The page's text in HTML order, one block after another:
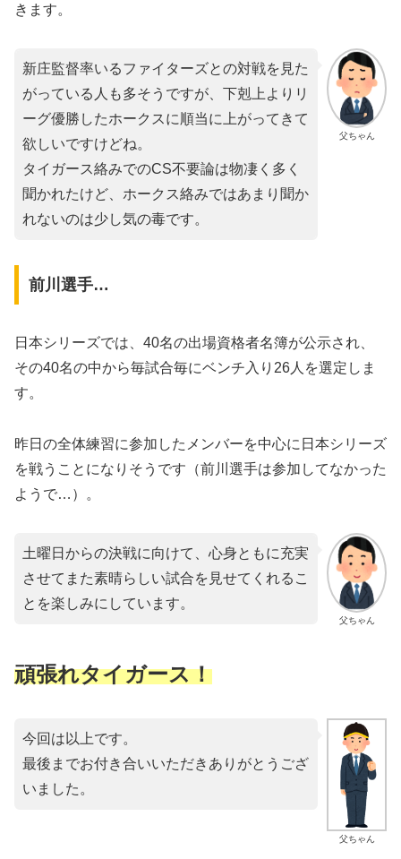
きます。
父ちゃん
新庄監督率いるファイターズとの対戦を見た
がっている人も多そうですが、下剋上よりリ
ーグ優勝したホークスに順当に上がってきて
欲しいですけどね。
タイガース絡みでのCS不要論は物凄く多く
聞かれたけど、ホークス絡みではあまり聞か
れないのは少し気の毒です。
前川選手…
日本シリーズでは、40名の出場資格者名簿が公示され、
その40名の中から毎試合毎にベンチ入り26人を選定しま
す。
昨日の全体練習に参加したメンバーを中心に日本シリーズ
を戦うことになりそうです（前川選手は参加してなかった
ようで…）。
父ちゃん
土曜日からの決戦に向けて、心身ともに充実
させてまた素晴らしい試合を見せてくれるこ
とを楽しみにしています。
頑張れタイガース！
父ちゃん
今回は以上です。
最後までお付き合いいただきありがとうござ
いました。